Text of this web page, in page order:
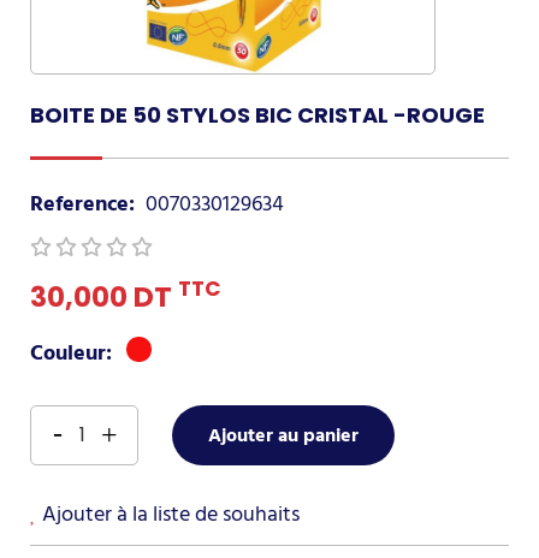
BOITE DE 50 STYLOS BIC CRISTAL -ROUGE
Reference: 0070330129634
30,000 DT TTC
Couleur: rouge
Ajouter au panier
Ajouter à la liste de souhaits